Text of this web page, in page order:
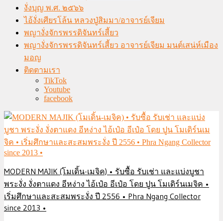
งั่งบุญ พ.ศ. ๒๕๖๖
ไอ้งั่งเศียรโล้น หลวงปู่สิมมา/อาจารย์เจียม
พญางั่งจักรพรรดิจันทร์เสี้ยว
พญางั่งจักรพรรดิจันทร์เสี้ยว อาจารย์เจียม มนต์เสน่ห์เมือง
มอญ
ติดตามเรา
TikTok
Youtube
facebook
MODERN MAJIK (โมเดิ้น-เมจิค) • รับซื้อ รับเช่า และแบ่งบูชา
พระงั่ง งั่งตาแดง อีหง่าง ไอ้เป๋อ อีเป๋อ โดย ปูน โมเดิร์นเมจิค •
เริ่มศึกษาและสะสมพระงั่ง ปี 2556 • Phra Ngang Collector
since 2013 •